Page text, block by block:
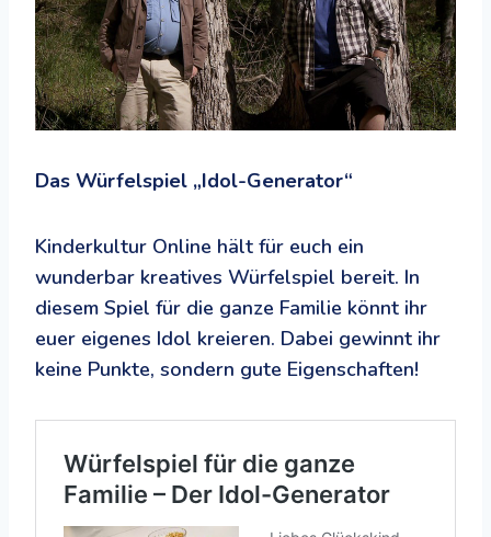
Das Würfelspiel „Idol-Generator“
Kinderkultur Online hält für euch ein
wunderbar kreatives Würfelspiel bereit. In
diesem Spiel für die ganze Familie könnt ihr
euer eigenes Idol kreieren. Dabei gewinnt ihr
keine Punkte, sondern gute Eigenschaften!